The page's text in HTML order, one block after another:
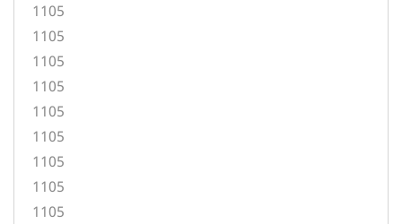
1105
1105
1105
1105
1105
1105
1105
1105
1105